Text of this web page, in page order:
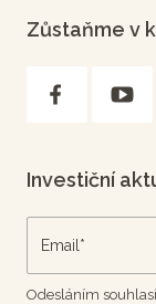
Zůstaňme v
Investiční
Odesláním